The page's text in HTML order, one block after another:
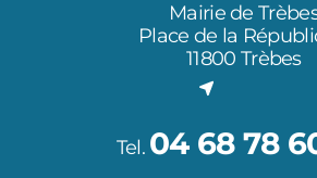
Mairie de
Place de la
11800 Trèbes
Tel. 04 68 78